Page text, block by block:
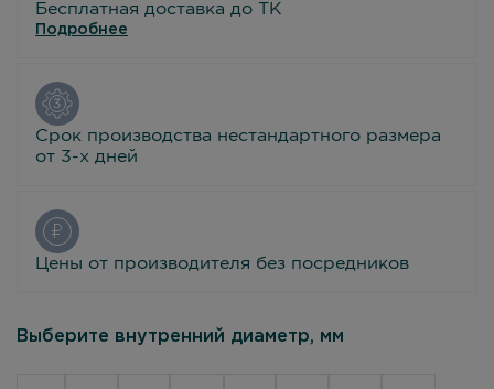
Бесплатная доставка до ТК
Подробнее
Срок производства нестандартного размера
от 3-х дней
Цены от производителя без посредников
Выберите внутренний диаметр, мм